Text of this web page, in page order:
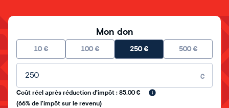
Mon don
10 € 100 € 250€ 500 €
Montant libre
€
Coût réel après réduction d'impôt : 85.00 €
(66% de l'impôt sur le revenu)